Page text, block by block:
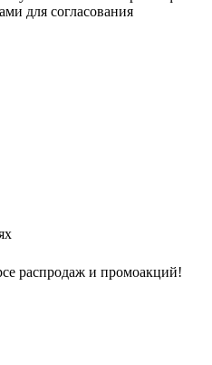
для согласования
распродаж и промоакций!